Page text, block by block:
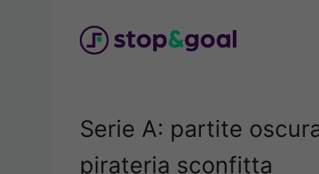
Serie A: partite
pirateria sconfitta